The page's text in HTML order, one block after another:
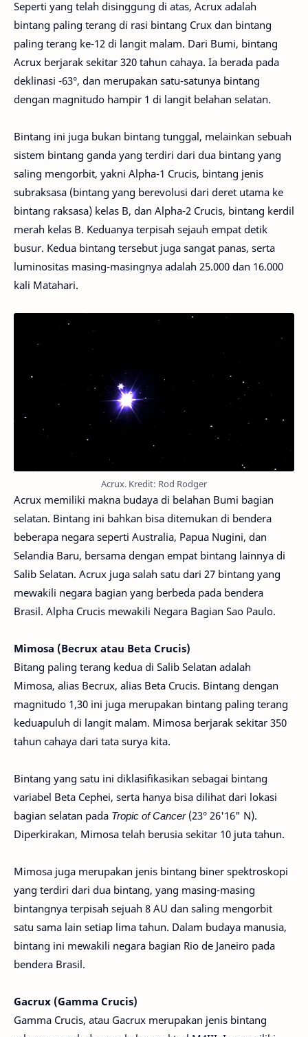
Seperti yang telah disinggung di atas, Acrux adalah
bintang paling terang di rasi bintang Crux dan bintang
paling terang ke-12 di langit malam. Dari Bumi, bintang
Acrux berjarak sekitar 320 tahun cahaya. Ia berada pada
deklinasi -63°, dan merupakan satu-satunya bintang
dengan magnitudo hampir 1 di langit belahan selatan.
Bintang ini juga bukan bintang tunggal, melainkan sebuah
sistem bintang ganda yang terdiri dari dua bintang yang
saling mengorbit, yakni Alpha-1 Crucis, bintang jenis
subraksasa (bintang yang berevolusi dari deret utama ke
bintang raksasa) kelas B, dan Alpha-2 Crucis, bintang kerdil
merah kelas B. Keduanya terpisah sejauh empat detik
busur. Kedua bintang tersebut juga sangat panas, serta
luminositas masing-masingnya adalah 25.000 dan 16.000
kali Matahari.
Acrux. Kredit: Rod Rodger
Acrux memiliki makna budaya di belahan Bumi bagian
selatan. Bintang ini bahkan bisa ditemukan di bendera
beberapa negara seperti Australia, Papua Nugini, dan
Selandia Baru, bersama dengan empat bintang lainnya di
Salib Selatan. Acrux juga salah satu dari 27 bintang yang
mewakili negara bagian yang berbeda pada bendera
Brasil. Alpha Crucis mewakili Negara Bagian Sao Paulo.
Mimosa (Becrux atau Beta Crucis)
Bitang paling terang kedua di Salib Selatan adalah
Mimosa, alias Becrux, alias Beta Crucis. Bintang dengan
magnitudo 1,30 ini juga merupakan bintang paling terang
keduapuluh di langit malam. Mimosa berjarak sekitar 350
tahun cahaya dari tata surya kita.
Bintang yang satu ini diklasifikasikan sebagai bintang
variabel Beta Cephei, serta hanya bisa dilihat dari lokasi
bagian selatan pada Tropic of Cancer(23° 26'16" N).
Diperkirakan, Mimosa telah berusia sekitar 10 juta tahun.
Mimosa juga merupakan jenis bintang biner spektroskopi
yang terdiri dari dua bintang, yang masing-masing
bintangnya terpisah sejuah 8 AU dan saling mengorbit
satu sama lain setiap lima tahun. Dalam budaya manusia,
bintang ini mewakili negara bagian Rio de Janeiro pada
bendera Brasil.
Gacrux (Gamma Crucis)
Gamma Crucis, atau Gacrux merupakan jenis bintang